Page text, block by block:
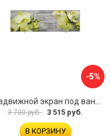
-5%
3 700 руб. 3 515 руб.
В КОРЗИНУ